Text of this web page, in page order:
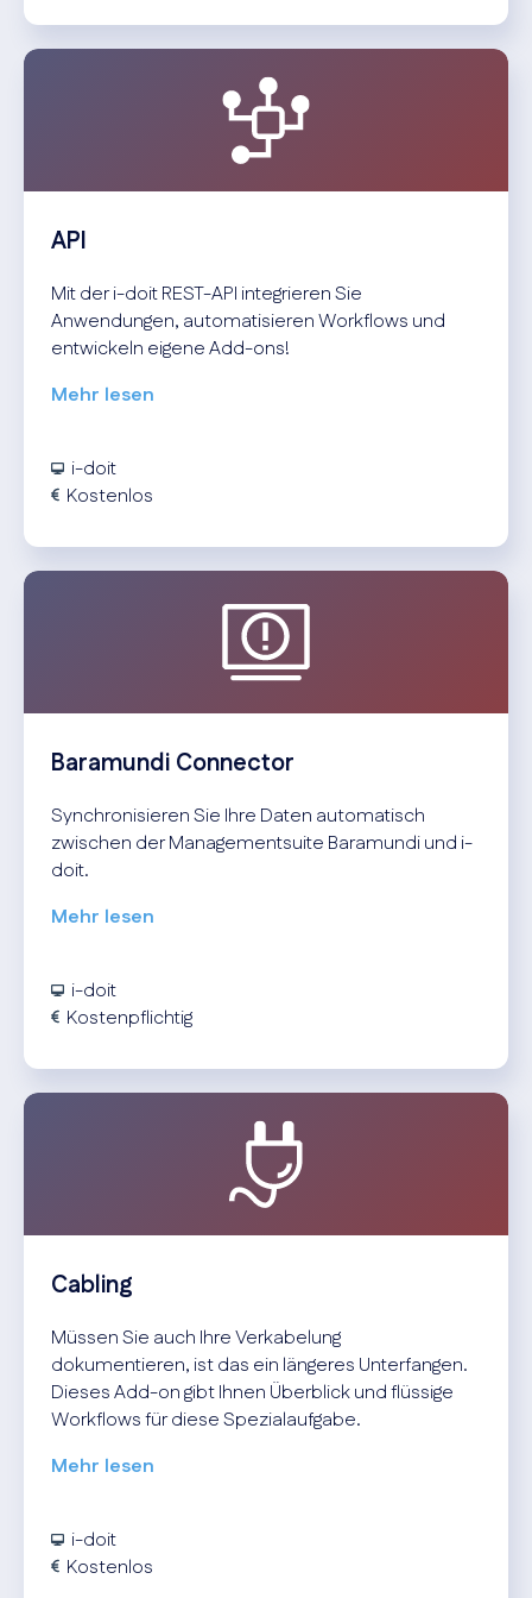
API
Mit der i-doit REST-API integrieren Sie
Anwendungen, automatisieren Workflows und
entwickeln eigene Add-ons!
Mehr lesen
i-doit
Kostenlos
Baramundi Connector
Synchronisieren Sie Ihre Daten automatisch
zwischen der Managementsuite Baramundi und i-
doit.
Mehr lesen
i-doit
Kostenpflichtig
Cabling
Müssen Sie auch Ihre Verkabelung
dokumentieren, ist das ein längeres Unterfangen.
Dieses Add-on gibt Ihnen Überblick und flüssige
Workflows für diese Spezialaufgabe.
Mehr lesen
i-doit
Kostenlos